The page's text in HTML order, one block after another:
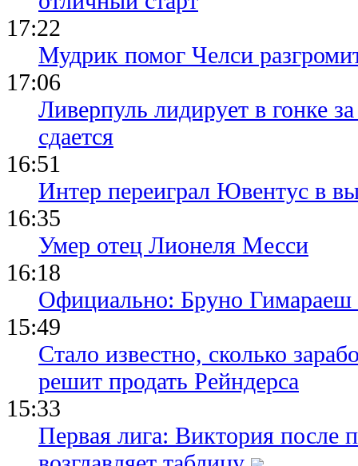
17:22
Мудрик помог Челси
17:06
Ливерпуль лидирует в гонке
сдается
16:51
Интер переиграл Ювентус в
16:35
Умер отец Лионеля Месси
16:18
Официально: Бруно Гимараеш
15:49
Стало известно, сколько
решит продать Рейндерса
15:33
Первая лига: Виктория после